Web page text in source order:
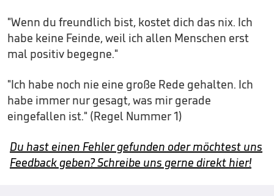
"Wenn du freundlich bist, kostet dich das nix. Ich
habe keine Feinde, weil ich allen Menschen erst
mal positiv begegne."
"Ich habe noch nie eine große Rede gehalten. Ich
habe immer nur gesagt, was mir gerade
eingefallen ist." (Regel Nummer 1)
Du hast einen Fehler gefunden oder möchtest uns
Feedback geben? Schreibe uns gerne direkt hier!